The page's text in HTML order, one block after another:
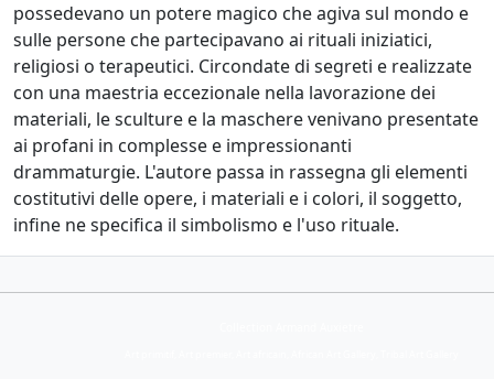
possedevano un potere magico che agiva sul mondo e
sulle persone che partecipavano ai rituali iniziatici,
religiosi o terapeutici. Circondate di segreti e realizzate
con una maestria eccezionale nella lavorazione dei
materiali, le sculture e la maschere venivano presentate
ai profani in complesse e impressionanti
drammaturgie. L'autore passa in rassegna gli elementi
costitutivi delle opere, i materiali e i colori, il soggetto,
infine ne specifica il simbolismo e l'uso rituale.